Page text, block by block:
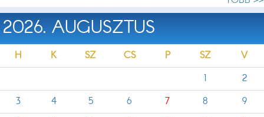
2026. AUGUSZTUS
H K SZ CS P SZ
V
1
2
3
4 5 6 7 8
9